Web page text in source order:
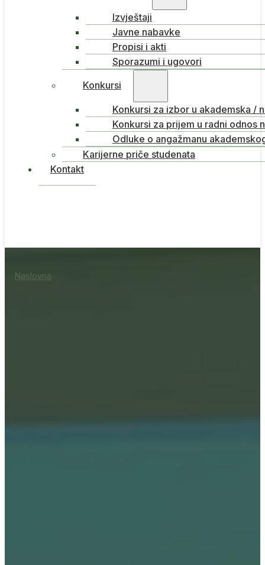
Izvještaji
Javne nabavke
Propisi i akti
Sporazumi i ugovori
Konkursi
Konkursi za izbor u akademska /
Konkursi za prijem u radni odnos
Odluke o angažmanu
Karijerne priče studenata
Kontakt
Naslovna